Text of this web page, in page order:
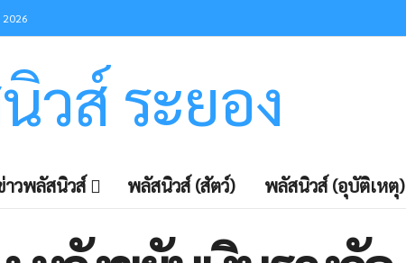
วส์ ระยอง
าวพลัสนิวส์ พลัสนิวส์ (สัตว์) พลัสนิวส์ (อุบัติเหตุ)